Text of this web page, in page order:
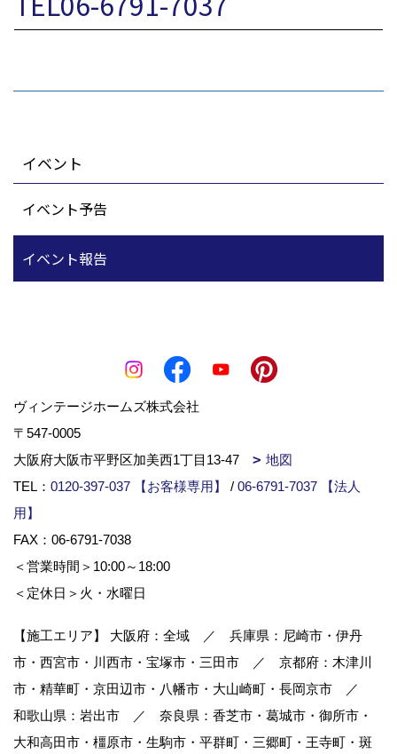
イベント
イベント予告
イベント報告
ヴィンテージホームズ株式会社
〒547-0005
大阪府大阪市平野区加美西1丁目13-47
地図
TEL： 0120-397-037 【お客様専用】 / 06-6791-7037 【法人
用】
FAX：06-6791-7038
＜営業時間＞10:00～18:00
＜定休日＞火・水曜日
【施工エリア】 大阪府：全域 ／ 兵庫県：尼崎市・伊丹
市・西宮市・川西市・宝塚市・三田市 ／ 京都府：木津川
市・精華町・京田辺市・八幡市・大山崎町・長岡京市 ／
和歌山県：岩出市 ／ 奈良県：香芝市・葛城市・御所市・
大和高田市・橿原市・生駒市・平群町・三郷町・王寺町・斑